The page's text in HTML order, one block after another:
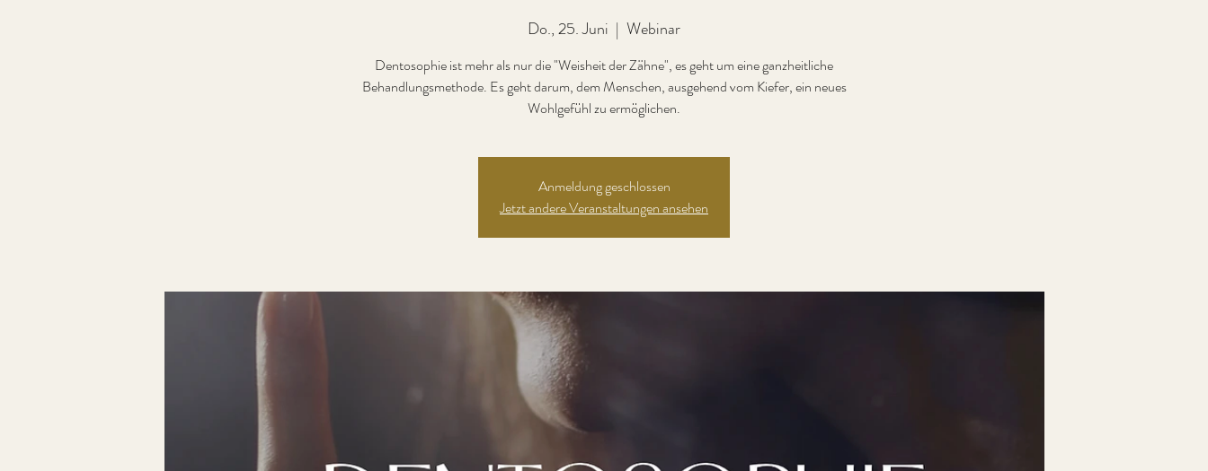
Do., 25. Juni
  |
Webinar
Dentosophie ist mehr als nur die "Weisheit der Zähne", es geht um eine ganzheitliche
Behandlungsmethode. Es geht darum, dem Menschen, ausgehend vom Kiefer, ein neues
Wohlgefühl zu ermöglichen.
Anmeldung geschlossen
Jetzt andere Veranstaltungen ansehen